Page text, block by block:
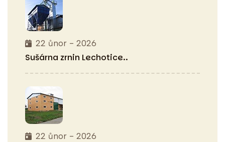
22 ůnor - 2026
Sušárna zrnin Lechotice..
22 ůnor - 2026